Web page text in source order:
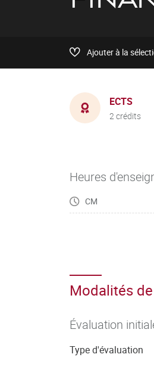
Ajouter à la
ECTS
2 crédits
Heures
CM
Modalités
Évaluation
Type d'évaluation